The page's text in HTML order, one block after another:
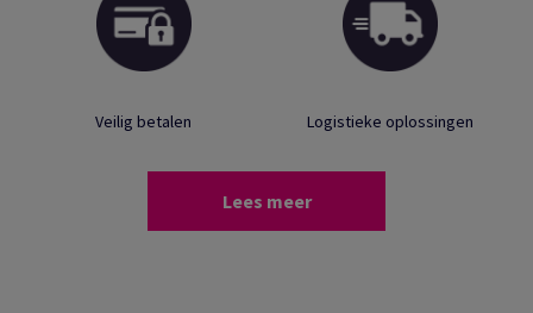
Veilig betalen Logistieke oplossingen
Lees meer